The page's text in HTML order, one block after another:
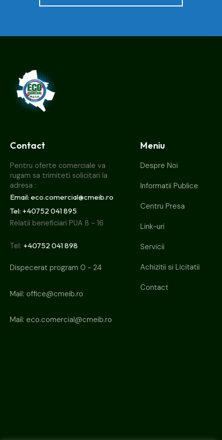
CMEIB
Contact
Pentru oferte comerciale va
rugam sa trimiteti solicitari la
adresa :
Email: eco.comercial@cmeib.ro
Tel: +40752 041 895
Relatii beneficiari PUA 8 - 16
Tel: +40752 041 898
Dispecerat program 0 - 24
Mail: office@cmeib.ro
Mail: eco.comercial@cmeib.ro
Meniu
Despre Noi
Informatii Publice
Centru Presa
Link-uri
Servicii
Achizitii si Licitatii
Contact